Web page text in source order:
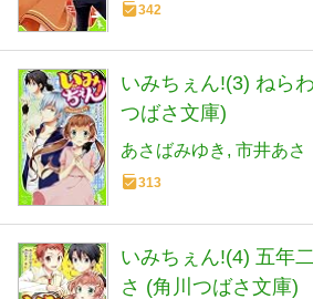
342
いみちぇん!(3) ねら
つばさ文庫)
あさばみゆき 市井あさ
313
いみちぇん!(4) 五年
さ (角川つばさ文庫)